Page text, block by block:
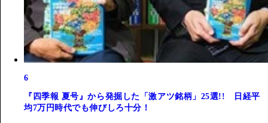
6
『四季報 夏号』から発掘した「激アツ銘柄」25選!! 日経平
均7万円時代でも伸びしろ十分！